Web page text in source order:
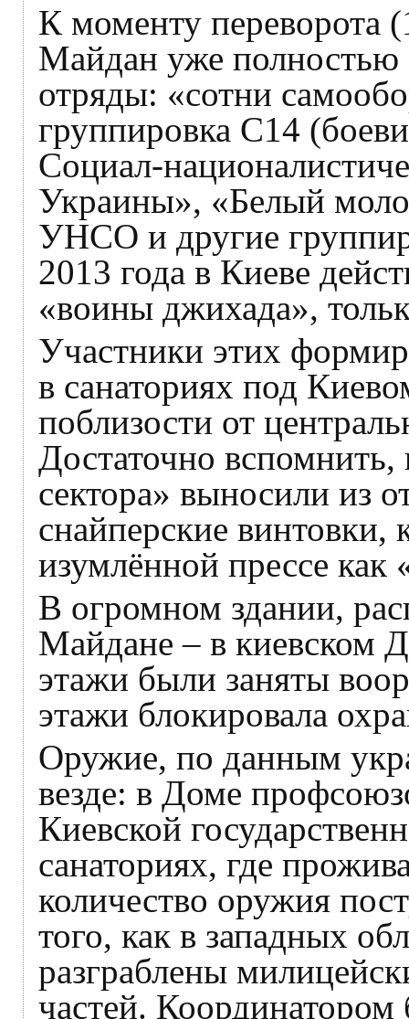
К моменту переворота
Майдан уже
отряды: «сотни
группировка С14
Социал-
Украины», «Белый
УНСО и другие
2013 года в Киеве
«воины джихада»,
Участники этих
в санаториях под
поблизости от
Достаточно
сектора» выносили из
снайперские винтовки,
изумлённой прессе
В огромном здании,
Майдане – в киевском
этажи были заняты
этажи блокировала
Оружие, по данным
везде: в Доме
Киевской
санаториях, где
количество оружия
того, как в западных
разграблены
частей.